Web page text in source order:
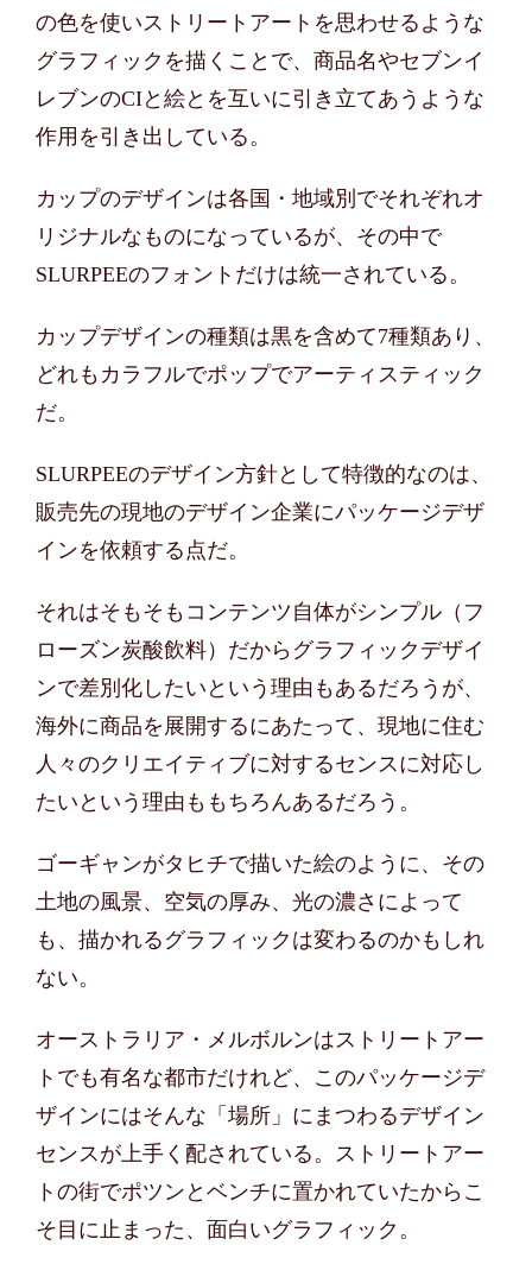
の色を使いストリートアートを思わせるような
グラフィックを描くことで、商品名やセブンイ
レブンのCIと絵とを互いに引き立てあうような
作用を引き出している。
カップのデザインは各国・地域別でそれぞれオ
リジナルなものになっているが、その中で
SLURPEEのフォントだけは統一されている。
カップデザインの種類は黒を含めて7種類あり、
どれもカラフルでポップでアーティスティック
だ。
SLURPEEのデザイン方針として特徴的なのは、
販売先の現地のデザイン企業にパッケージデザ
インを依頼する点だ。
それはそもそもコンテンツ自体がシンプル（フ
ローズン炭酸飲料）だからグラフィックデザイ
ンで差別化したいという理由もあるだろうが、
海外に商品を展開するにあたって、現地に住む
人々のクリエイティブに対するセンスに対応し
たいという理由ももちろんあるだろう。
ゴーギャンがタヒチで描いた絵のように、その
土地の風景、空気の厚み、光の濃さによって
も、描かれるグラフィックは変わるのかもしれ
ない。
オーストラリア・メルボルンはストリートアー
トでも有名な都市だけれど、このパッケージデ
ザインにはそんな「場所」にまつわるデザイン
センスが上手く配されている。ストリートアー
トの街でポツンとベンチに置かれていたからこ
そ目に止まった、面白いグラフィック。